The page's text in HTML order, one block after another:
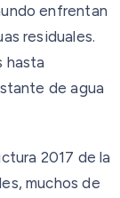
enfrentan
residuales.
hasta
de agua
2017 de la
muchos de